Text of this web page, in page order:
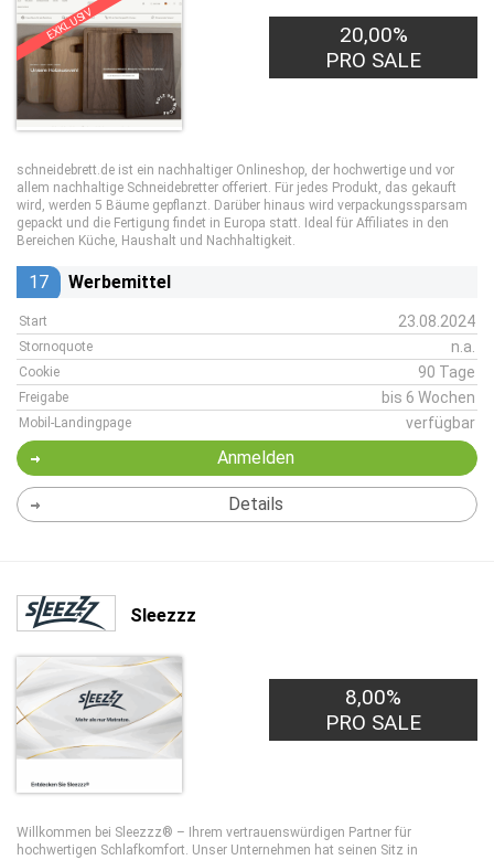
EXKLUSIV
20,00%
PRO SALE
schneidebrett.de ist ein nachhaltiger Onlineshop, der hochwertige und vor
allem nachhaltige Schneidebretter offeriert. Für jedes Produkt, das gekauft
wird, werden 5 Bäume gepflanzt. Darüber hinaus wird verpackungssparsam
gepackt und die Fertigung findet in Europa statt. Ideal für Affiliates in den
Bereichen Küche, Haushalt und Nachhaltigkeit.
17 Werbemittel
Start 23.08.2024
Stornoquote n.a.
Cookie 90 Tage
Freigabe bis 6 Wochen
Mobil-Landingpage verfügbar
Anmelden
Details
Sleezzz
8,00%
PRO SALE
Willkommen bei Sleezzz® – Ihrem vertrauenswürdigen Partner für
hochwertigen Schlafkomfort. Unser Unternehmen hat seinen Sitz in